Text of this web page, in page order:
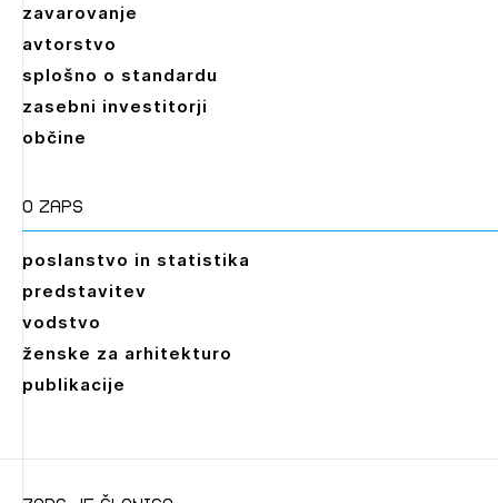
zavarovanje
avtorstvo
splošno o standardu
zasebni investitorji
občine
O zaps
poslanstvo in statistika
predstavitev
vodstvo
ženske za arhitekturo
publikacije